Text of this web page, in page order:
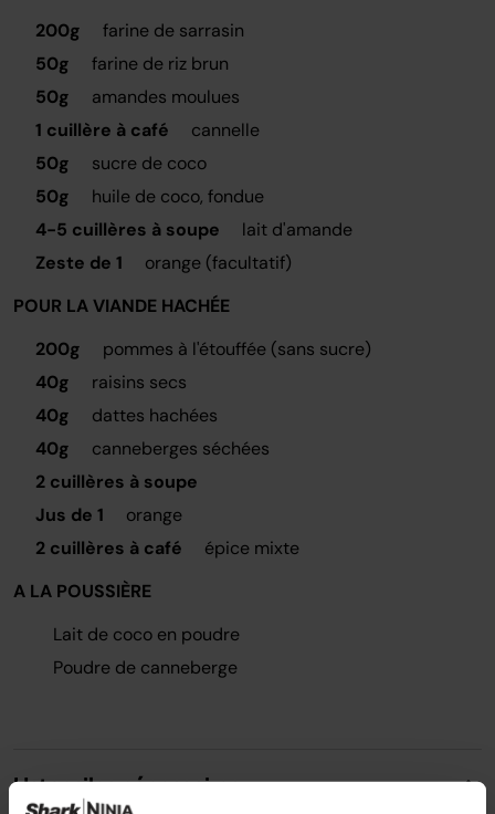
200g
farine de sarrasin
50g
farine de riz brun
50g
amandes moulues
1 cuillère à café
cannelle
50g
sucre de coco
50g
huile de coco, fondue
4-5 cuillères à soupe
lait d'amande
Zeste de 1
orange (facultatif)
POUR LA VIANDE HACHÉE
200g
pommes à l'étouffée (sans sucre)
40g
raisins secs
40g
dattes hachées
40g
canneberges séchées
2 cuillères à soupe
Jus de 1
orange
2 cuillères à café
épice mixte
A LA POUSSIÈRE
Lait de coco en poudre
Poudre de canneberge
Ustensiles nécessaires